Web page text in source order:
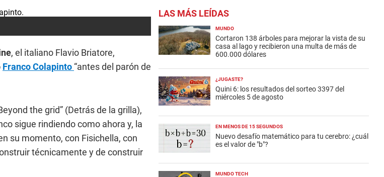
, el italiano Flavio Briatore,
Franco Colapinto “antes del parón de
the grid” (Detrás de la grilla),
sigue rindiendo como ahora y, la
su momento, con Fisichella, con
técnicamente y de construir
LAS MÁS LEÍDAS
MUNDO
Cortaron 138 árboles para mejorar la vista de su
casa al lago y recibieron una multa de más de
600.000 dólares
¿JUGASTE?
Quini 6: los resultados del sorteo 3397 del
miércoles 5 de agosto
EN MENOS DE 15 SEGUNDOS
Nuevo desafío matemático para tu cerebro: ¿cuál
es el valor de "b"?
MUNDO TECH